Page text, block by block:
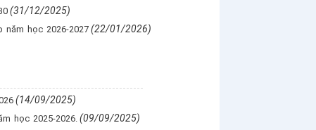
(31/12/2025)
học 2026-2027 (22/01/2026)
(14/09/2025)
học 2025-2026. (09/09/2025)